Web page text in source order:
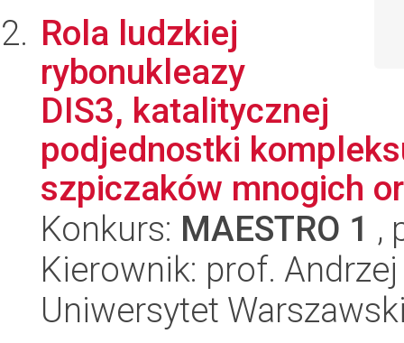
Rola ludzkiej
rybonukleazy
DIS3, katalitycznej
podjednostki
szpiczaków mnogich
Konkurs: MAESTRO 1 ,
Kierownik: prof.
Uniwersytet